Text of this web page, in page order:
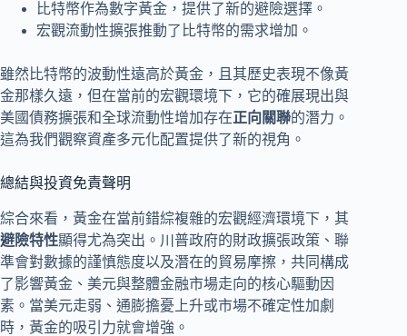
比特幣作為數字黃金，提供了新的避險選擇。
宏觀流動性擴張推動了比特幣的需求增加。
雖然比特幣的波動性遠高於黃金，且其歷史表現不像黃
金那樣久遠，但在當前的宏觀環境下，它的確展現出與
美國債務擴張和全球流動性增加存在正向關聯的潛力。
這為我們觀察資產多元化配置提供了新的視角。
總結與投資免責聲明
綜合來看，黃金在當前錯綜複雜的宏觀經濟環境下，其
避險特性顯得尤為突出。川普政府的財政擴張政策、聯
準會對數據的謹慎態度以及潛在的貿易摩擦，共同構成
了影響黃金、美元與整體金融市場走向的核心驅動因
素。當美元走弱、通膨擔憂上升或市場不確定性加劇
時，黃金的吸引力就會增強。